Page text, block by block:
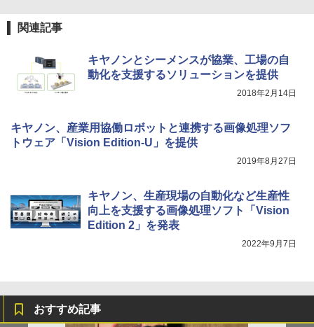
関連記事
キヤノンとシーメンスが協業、工場の自
動化を支援するソリューションを提供
2018年2月14日
キヤノン、産業用協働ロボットと連携する画像処理ソフ
トウェア「Vision Edition-U」を提供
2019年8月27日
キヤノン、生産現場の自動化など生産性
向上を支援する画像処理ソフト「Vision
Edition 2」を発表
2022年9月7日
おすすめ記事